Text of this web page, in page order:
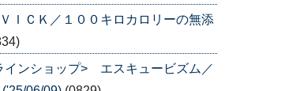
ＣＫ／１００キロカロリーの無添
ンショップ> エスキュービズム／